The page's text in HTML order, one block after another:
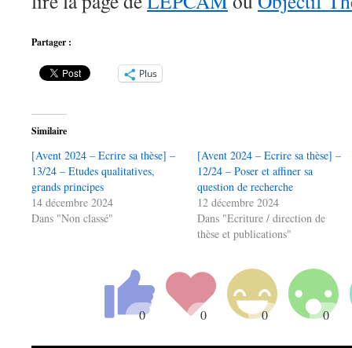
Partager :
Plus
Similaire
[Avent 2024 – Ecrire sa thèse] –
13/24 – Etudes qualitatives,
grands principes
14 décembre 2024
Dans "Non classé"
[Avent 2024 – Ecrire sa thèse] –
12/24 – Poser et affiner sa
question de recherche
12 décembre 2024
Dans "Ecriture / direction de
thèse et publications"